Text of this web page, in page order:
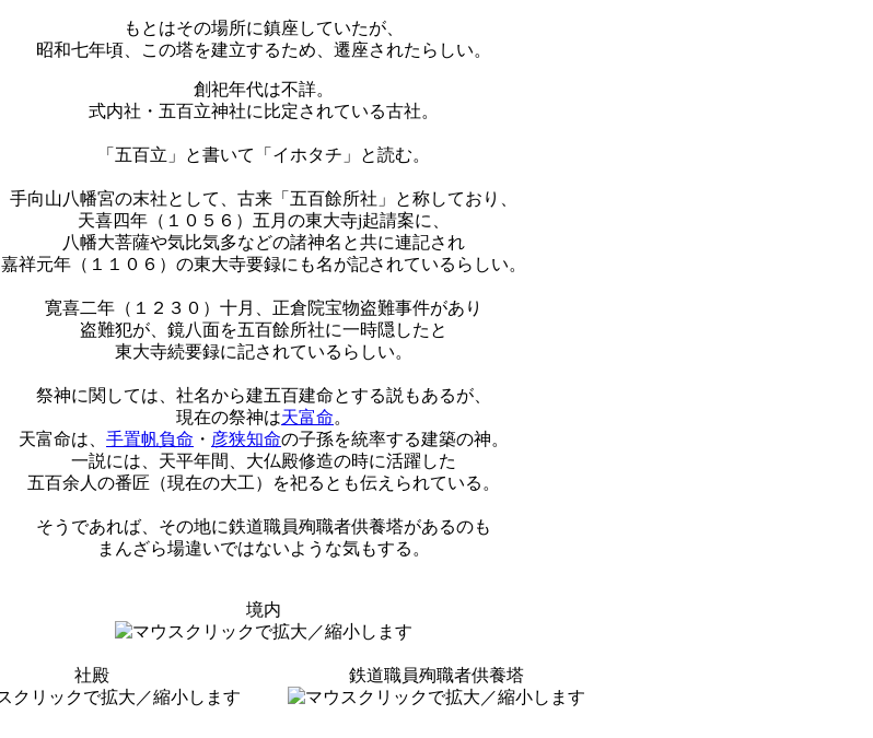
もとはその場所に鎮座していたが、
昭和七年頃、この塔を建立するため、遷座されたらしい。
創祀年代は不詳。
式内社・五百立神社に比定されている古社。
「五百立」と書いて「イホタチ」と読む。
手向山八幡宮の末社として、古来「五百餘所社」と称しており、
天喜四年（１０５６）五月の東大寺j起請案に、
八幡大菩薩や気比気多などの諸神名と共に連記され
嘉祥元年（１１０６）の東大寺要録にも名が記されているらしい。
寛喜二年（１２３０）十月、正倉院宝物盗難事件があり
盗難犯が、鏡八面を五百餘所社に一時隠したと
東大寺続要録に記されているらしい。
祭神に関しては、社名から建五百建命とする説もあるが、
現在の祭神は天富命。
天富命は、 手置帆負命 ・ 彦狭知命の子孫を統率する建築の神。
一説には、天平年間、大仏殿修造の時に活躍した
五百余人の番匠（現在の大工）を祀るとも伝えられている。
そうであれば、その地に鉄道職員殉職者供養塔があるのも
まんざら場違いではないような気もする。
境内
社殿 鉄道職員殉職者供養塔